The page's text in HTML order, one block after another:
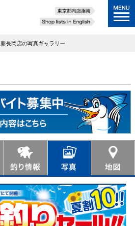
新長岡店の写真ギャラリー